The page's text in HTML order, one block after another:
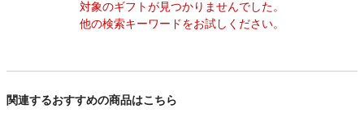
対象のギフトが見つかりませんでした。
他の検索キーワードをお試しください。
関連するおすすめの商品はこちら